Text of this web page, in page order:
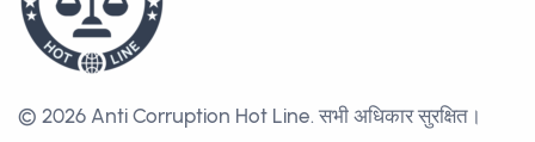
© 2026 Anti Corruption Hot Line. सभी अधिकार सुरक्षित।